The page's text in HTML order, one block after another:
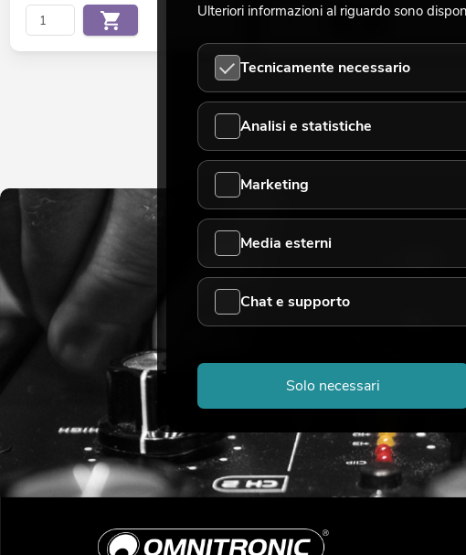
Ulteriori informazioni al riguardo sono
Tecnicamente necessario
Analisi e statistiche
Marketing
Media esterni
Chat e supporto
Solo necessari